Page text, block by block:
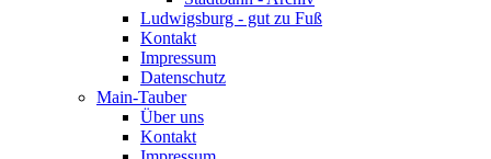
Ludwigsburg - gut zu Fuß
Kontakt
Impressum
Datenschutz
Main-Tauber
Über uns
Kontakt